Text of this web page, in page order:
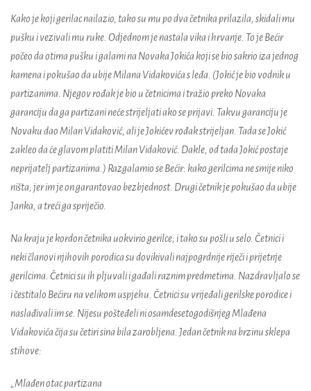
Kako je koji gerilac nailazio, tako su mu po dva četnika prilazila, skidali mu
pušku i vezivali mu ruke. Odjednom je nastala vika i hrvanje. To je Bećir
počeo da otima pušku i galami na Novaka Jokića koji se bio sakrio iza jednog
kamena i pokušao da ubije Milana Vidakovića s leđa. (Jokić je bio vodnik u
partizanima. Njegov rođak je bio u četnicima i tražio preko Novaka
garanciju da ga partizani neće strijeljati ako se prijavi. Takvu garanciju je
Novaku dao Milan Vidaković, ali je Jokićev rođak strijeljan. Tada se Jokić
zakleo da će glavom platiti Milan Vidaković. Dakle, od tada Jokić postaje
neprijatelj partizanima.) Razgalamio se Bećir: kako gerilcima ne smije niko
ništa, jer im je on garantovao bezbjednost. Drugi četnik je pokušao da ubije
Janka, a treći ga spriječio.
Na kraju je kordon četnika uokvirio gerilce; i tako su pošli u selo. Četnici i
neki članovi njihovih porodica su dovikivali najpogrdnije riječi i prijetnje
gerilcima. Četnici su ih pljuvali i gađali raznim predmetima. Nazdravljalo se
i čestitalo Bećiru na velikom uspjehu. Četnici su vrijeđali gerilske porodice i
naslađivali im se. Nijesu pošteđeli ni osamdesetogodišnjeg Mlađena
Vidakovića čija su četiri sina bila zarobljena. Jedan četnik na brzinu sklepa
stihove:
„Mlađen otac partizana